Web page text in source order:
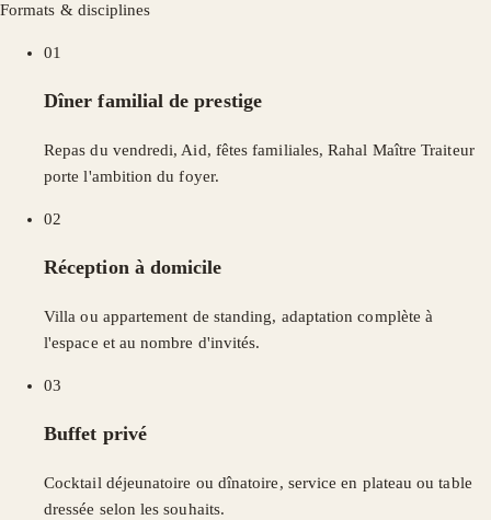
Formats & disciplines
01
Dîner familial de prestige
Repas du vendredi, Aid, fêtes familiales, Rahal Maître Traiteur
porte l'ambition du foyer.
02
Réception à domicile
Villa ou appartement de standing, adaptation complète à
l'espace et au nombre d'invités.
03
Buffet privé
Cocktail déjeunatoire ou dînatoire, service en plateau ou table
dressée selon les souhaits.